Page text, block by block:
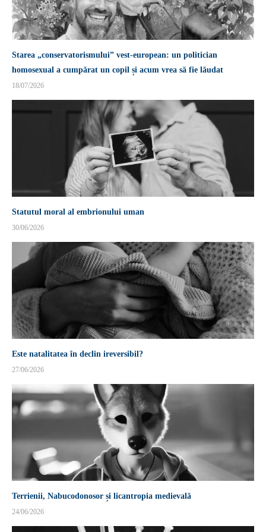
Starea „conservatorismului” vest-european: un politician
homosexual a cumpărat un copil și acum vrea să fie lăudat
18/07/2026
Statutul moral al embrionului uman
30/06/2026
Este natalitatea în declin ireversibil?
27/06/2026
Terrienii, Nabucodonosor și licantropia medievală
24/06/2026